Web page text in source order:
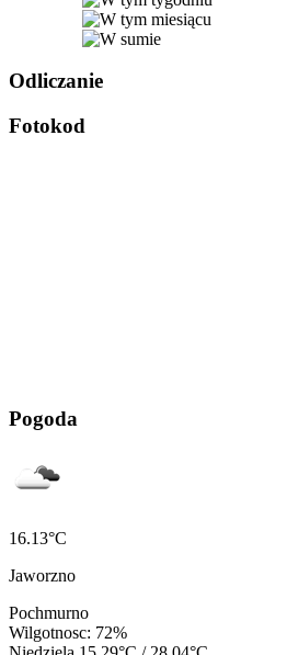
Odliczanie
Fotokod
Pogoda
16.13°C
Jaworzno
Pochmurno
Wilgotnosc: 72%